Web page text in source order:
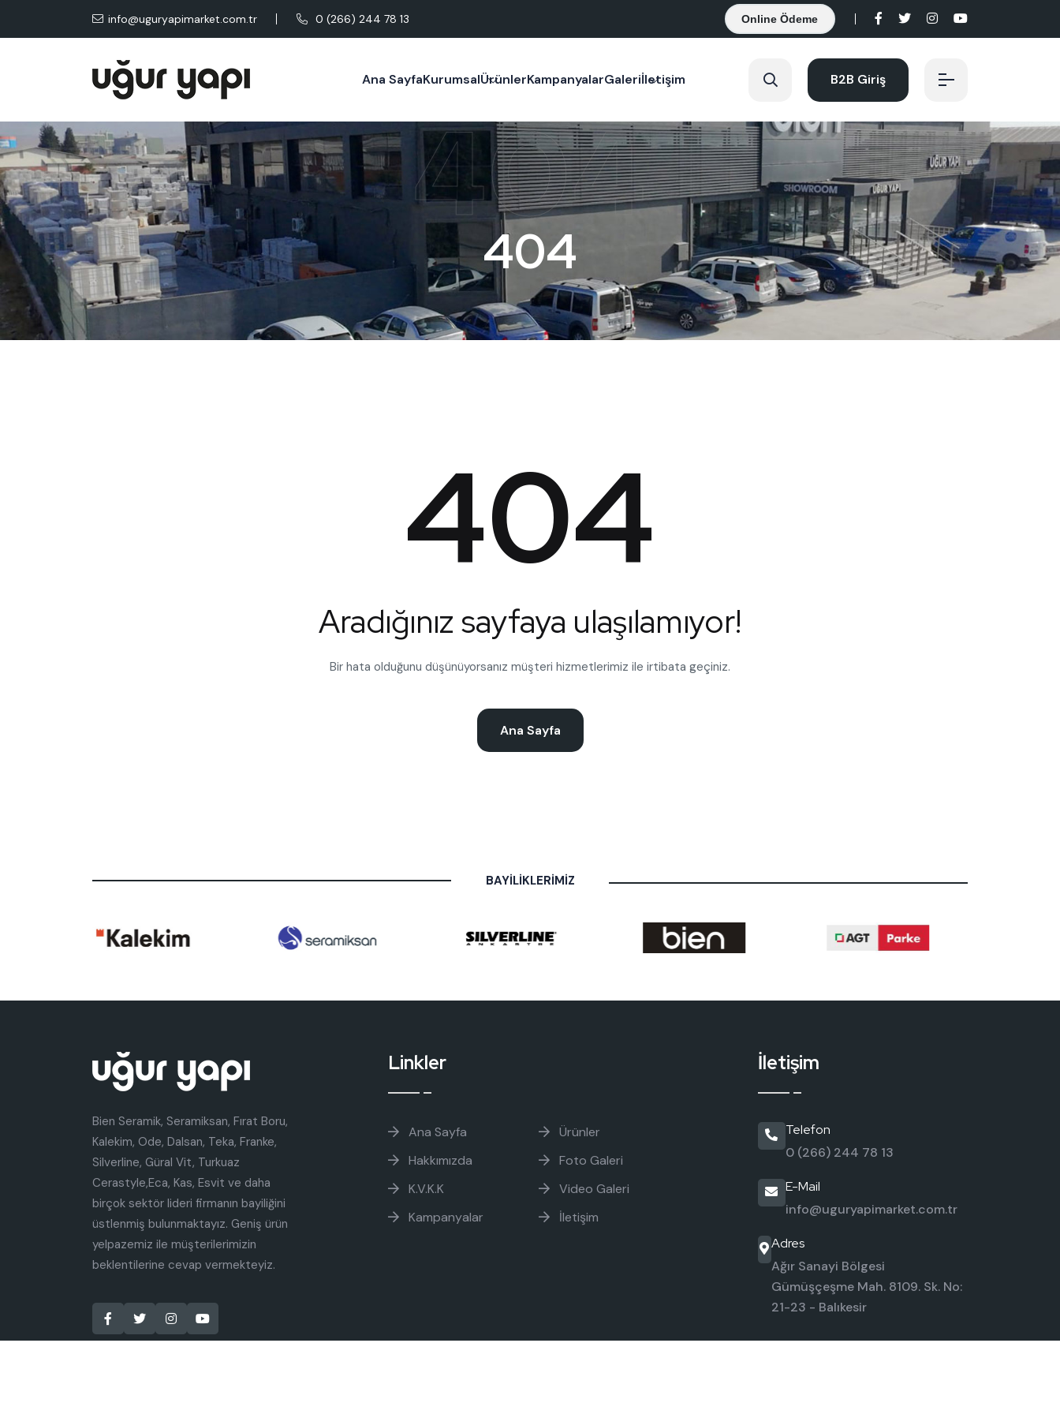
info@uguryapimarket.com.tr 0 (266) 244 78 13 Online Ödeme
Ana SayfaKurumsalÜrünlerKampanyalarGaleriİletişim B2B Giriş
404
404
404
Aradığınız sayfaya ulaşılamıyor!
Bir hata olduğunu düşünüyorsanız müşteri hizmetlerimiz ile irtibata geçiniz.
Ana Sayfa
BAYİLİKLERİMİZ
Bien Seramik, Seramiksan, Fırat Boru,
Kalekim, Ode, Dalsan, Teka, Franke,
Silverline, Güral Vit, Turkuaz
Cerastyle,Eca, Kas, Esvit ve daha
birçok sektör lideri firmanın bayiliğini
üstlenmiş bulunmaktayız. Geniş ürün
yelpazemiz ile müşterilerimizin
beklentilerine cevap vermekteyiz.
Linkler
Ana Sayfa
Hakkımızda
K.V.K.K
Kampanyalar
Ürünler
Foto Galeri
Video Galeri
İletişim
İletişim
Telefon
0 (266) 244 78 13
E-Mail
info@uguryapimarket.com.tr
Adres
Ağır Sanayi Bölgesi
Gümüşçeşme Mah. 8109. Sk. No:
21-23 - Balıkesir